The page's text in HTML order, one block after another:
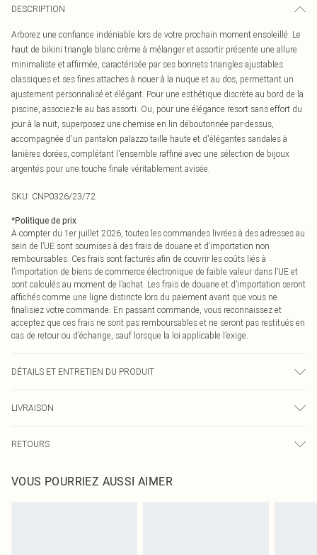
DESCRIPTION
Arborez une confiance indéniable lors de votre prochain moment ensoleillé. Le
haut de bikini triangle blanc crème à mélanger et assortir présente une allure
minimaliste et affirmée, caractérisée par ses bonnets triangles ajustables
classiques et ses fines attaches à nouer à la nuque et au dos, permettant un
ajustement personnalisé et élégant. Pour une esthétique discrète au bord de la
piscine, associez-le au bas assorti. Ou, pour une élégance resort sans effort du
jour à la nuit, superposez une chemise en lin déboutonnée par-dessus,
accompagnée d'un pantalon palazzo taille haute et d'élégantes sandales à
lanières dorées, complétant l'ensemble raffiné avec une sélection de bijoux
argentés pour une touche finale véritablement avisée.
SKU: CNP0326/23/72
*Politique de prix
À compter du 1er juillet 2026, toutes les commandes livrées à des adresses au
sein de l’UE sont soumises à des frais de douane et d’importation non
remboursables. Ces frais sont facturés afin de couvrir les coûts liés à
l’importation de biens de commerce électronique de faible valeur dans l’UE et
sont calculés au moment de l’achat. Les frais de douane et d’importation seront
affichés comme une ligne distincte lors du paiement avant que vous ne
finalisiez votre commande. En passant commande, vous reconnaissez et
acceptez que ces frais ne sont pas remboursables et ne seront pas restitués en
cas de retour ou d’échange, sauf lorsque la loi applicable l’exige.
DÉTAILS ET ENTRETIEN DU PRODUIT
des transferts de couleur peuvent se produire.
LIVRAISON
Livraison express France
Jusqu'à 2-3 jours ouvrables
RETOURS
pour nous retourner un article.
VOUS POURRIEZ AUSSI AIMER